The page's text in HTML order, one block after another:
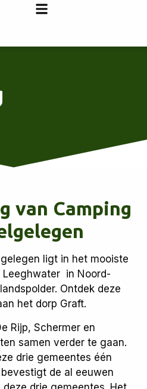
van Camping
ligt in het mooiste
Leeghwater in Noord-
Ontdek deze
het dorp Graft.
Rijp, Schermer en
samen verder te gaan.
drie gemeentes één
de al eeuwen